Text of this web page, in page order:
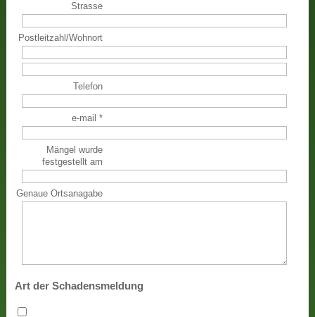
Strasse
Postleitzahl/Wohnort
Telefon
e-mail*
Mängel wurde
festgestellt am
Genaue Ortsanagabe
Art der Schadensmeldung